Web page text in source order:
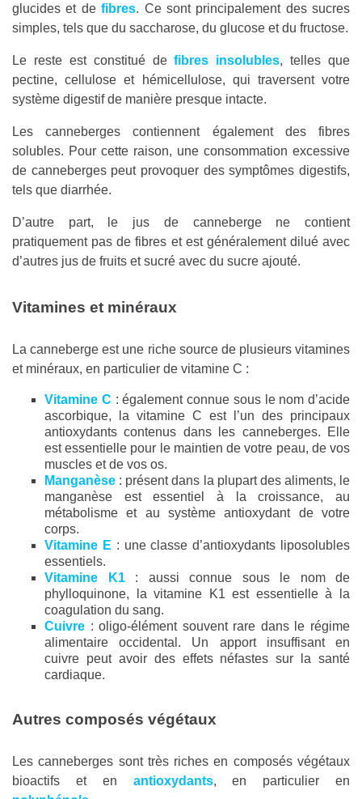
glucides et defibres. Ce sont principalement des sucres
simples, tels que du saccharose, du glucose et du fructose.
Le reste est constitué defibres insolubles, telles que
pectine, cellulose et hémicellulose, qui traversent votre
système digestif de manière presque intacte.
Les canneberges contiennent également des fibres
solubles. Pour cette raison, une consommation excessive
de canneberges peut provoquer des symptômes digestifs,
tels que diarrhée.
D’autre part, le jus de canneberge ne contient
pratiquement pas de fibres et est généralement dilué avec
d’autres jus de fruits et sucré avec du sucre ajouté.
Vitamines et minéraux
La canneberge est une riche source de plusieurs vitamines
et minéraux, en particulier de vitamine C :
Vitamine C : également connue sous le nom d’acide
ascorbique, la vitamine C est l’un des principaux
antioxydants contenus dans les canneberges. Elle
est essentielle pour le maintien de votre peau, de vos
muscles et de vos os.
Manganèse : présent dans la plupart des aliments, le
manganèse est essentiel à la croissance, au
métabolisme et au système antioxydant de votre
corps.
Vitamine E : une classe d’antioxydants liposolubles
essentiels.
Vitamine K1: aussi connue sous le nom de
phylloquinone, la vitamine K1 est essentielle à la
coagulation du sang.
Cuivre : oligo-élément souvent rare dans le régime
alimentaire occidental. Un apport insuffisant en
cuivre peut avoir des effets néfastes sur la santé
cardiaque.
Autres composés végétaux
Les canneberges sont très riches en composés végétaux
bioactifs et en antioxydants, en particulier en